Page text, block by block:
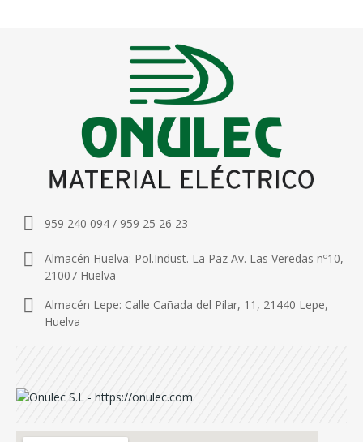
959 240 094 / 959 25 26 23
Almacén Huelva: Pol.Indust. La Paz Av. Las Veredas nº10,
21007 Huelva
Almacén Lepe: Calle Cañada del Pilar, 11, 21440 Lepe,
Huelva